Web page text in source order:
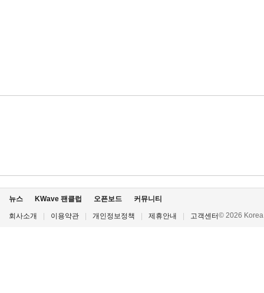
뉴스 KWave 팬클럽 오픈보드 커뮤니티
회사소개 이용약관 개인정보정책 제휴안내 고객센터© 2026